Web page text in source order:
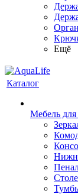
Ещё
Каталог
Мебель